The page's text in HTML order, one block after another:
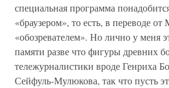
специальная программа
«браузером», то есть, в переводе от
«обозревателем». Но лично у меня
памяти разве что фигуры древних
тележурналистики вроде Генриха
Сейфуль-Мулюкова, так что пусть